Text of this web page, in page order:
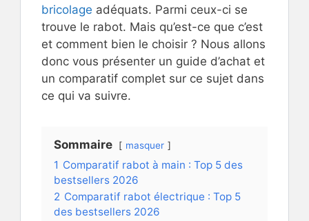
bricolage adéquats. Parmi ceux-ci se
trouve le rabot. Mais qu’est-ce que c’est
et comment bien le choisir ? Nous allons
donc vous présenter un guide d’achat et
un comparatif complet sur ce sujet dans
ce qui va suivre.
Sommaire masquer
1 Comparatif rabot à main : Top 5 des
bestsellers 2026
2 Comparatif rabot électrique : Top 5
des bestsellers 2026